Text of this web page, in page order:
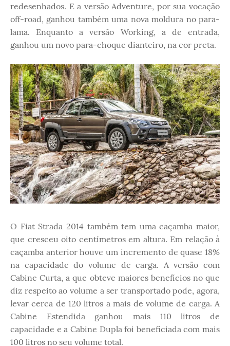
redesenhados. E a versão Adventure, por sua vocação
off-road, ganhou também uma nova moldura no para-
lama. Enquanto a versão Working, a de entrada,
ganhou um novo para-choque dianteiro, na cor preta.
O Fiat Strada 2014 também tem uma caçamba maior,
que cresceu oito centímetros em altura. Em relação à
caçamba anterior houve um incremento de quase 18%
na capacidade do volume de carga. A versão com
Cabine Curta, a que obteve maiores benefícios no que
diz respeito ao volume a ser transportado pode, agora,
levar cerca de 120 litros a mais de volume de carga. A
Cabine Estendida ganhou mais 110 litros de
capacidade e a Cabine Dupla foi beneficiada com mais
100 litros no seu volume total.